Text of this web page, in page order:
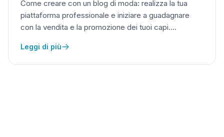
Come creare con un blog di moda: realizza la tua
piattaforma professionale e iniziare a guadagnare
con la vendita e la promozione dei tuoi capi….
Leggi di più